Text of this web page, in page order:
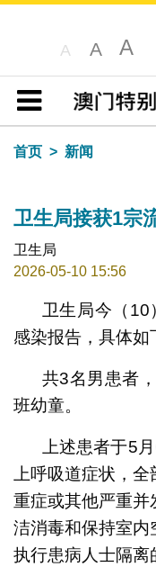
A A A
目录
首页
新闻
卫生局接获1宗
卫生局
2026-05-10 15:56
卫生局今（
感染报告，具体如
共3名男患者
班幼童。
上述患者于5
上呼吸道症状，
重症或其他严重并
洁消毒和保持室内
执行患病人士隔离